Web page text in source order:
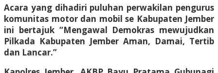
Acara yang dihadiri puluhan perwakilan pengurus
komunitas motor dan mobil se Kabupaten Jember
ini bertajuk “Mengawal Demokras mewujudkan
Pilkada Kabupaten Jember Aman, Damai, Tertib
dan Lancar.”